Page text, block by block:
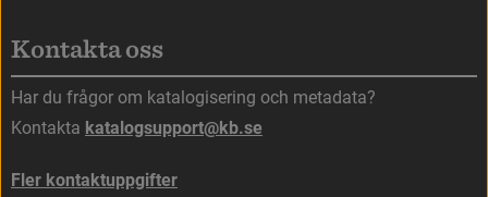
Kontakta oss
Har du frågor om katalogisering och metadata?
Kontakta katalogsupport@kb.se
Fler kontaktuppgifter